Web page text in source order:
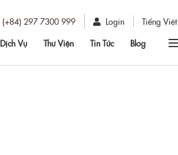
(+84) 297 7300 999 Login
Tiếng Việt
Dịch Vụ Thư Viện Tin Tức Blog